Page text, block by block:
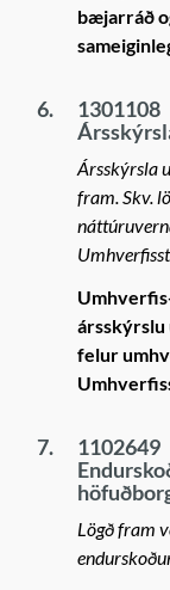
bæjarráð
6.
1301108
Ársskýrsla
fram. Skv.
felur
7.
1102649
Lögð fram